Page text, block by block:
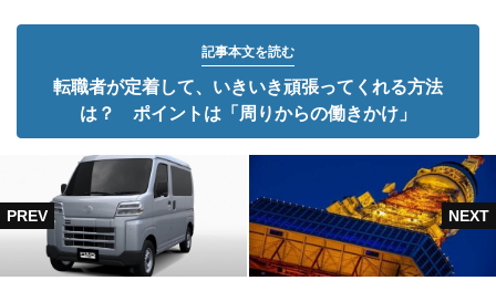
記事本文を読む
転職者が定着して、いきいき頑張ってくれる方法
は？ ポイントは「周りからの働きかけ」